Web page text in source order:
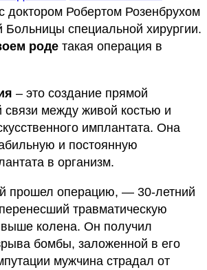
доктором Робертом Розенбрухом
Больницы специальной хирургии.
роде такая операция в
– это создание прямой
связи между живой костью и
имплантата. Она
и постоянную
в организм.
прошел операцию, — 30-летний
травматическую
колена. Он получил
бомбы, заложенной в его
мужчина страдал от